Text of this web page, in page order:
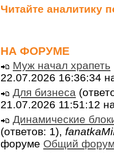
Читайте аналитику
НА ФОРУМЕ
Муж начал храпеть
22.07.2026 16:36:34
Для бизнеса
21.07.2026 11:51:12
Динамические
(ответов: 1),
форуме Общий